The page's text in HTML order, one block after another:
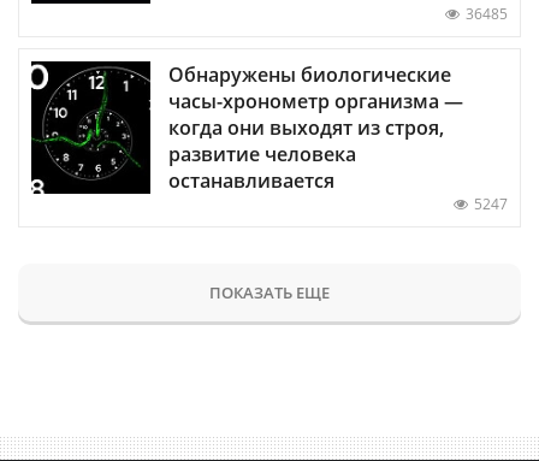
36485
Обнаружены биологические
часы-хронометр организма —
когда они выходят из строя,
развитие человека
останавливается
5247
ПОКАЗАТЬ ЕЩЕ